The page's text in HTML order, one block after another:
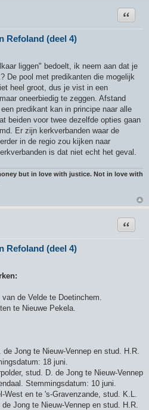
Refoland (deel 4)
Citeer
liggen" bedoelt, ik neem aan dat je
De pool met predikanten die mogelijk
heel groot, dus je vist in een
oneerbiedig te zeggen. Afstand
predikant kan in principe naar alle
beiden voor twee dezelfde opties gaan
Er zijn kerkverbanden waar de
in de regio zou kijken naar
is dat niet echt het geval.
but in love with justice. Not in love with
Refoland (deel 4)
Citeer
de Velde te Doetinchem.
te Nieuwe Pekela.
Jong te Nieuw-Vennep en stud. H.R.
18 juni.
stud. D. de Jong te Nieuw-Vennep
Stemmingsdatum: 10 juni.
en te 's-Gravenzande, stud. K.L.
Jong te Nieuw-Vennep en stud. H.R.